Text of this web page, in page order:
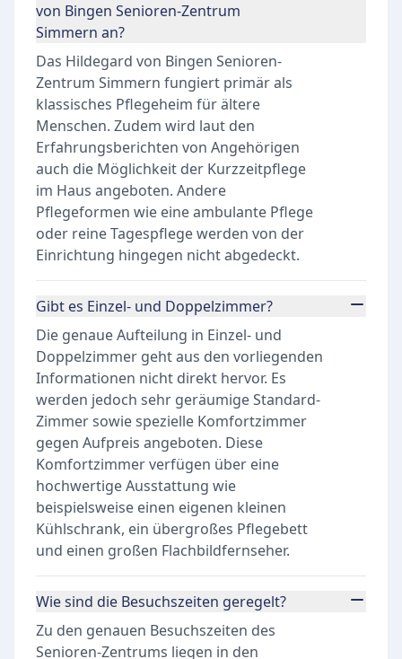
von Bingen Senioren-Zentrum
Simmern an?
Das Hildegard von Bingen Senioren-
Zentrum Simmern fungiert primär als
klassisches Pflegeheim für ältere
Menschen. Zudem wird laut den
Erfahrungsberichten von Angehörigen
auch die Möglichkeit der Kurzzeitpflege
im Haus angeboten. Andere
Pflegeformen wie eine ambulante Pflege
oder reine Tagespflege werden von der
Einrichtung hingegen nicht abgedeckt.
Gibt es Einzel- und Doppelzimmer?
Die genaue Aufteilung in Einzel- und
Doppelzimmer geht aus den vorliegenden
Informationen nicht direkt hervor. Es
werden jedoch sehr geräumige Standard-
Zimmer sowie spezielle Komfortzimmer
gegen Aufpreis angeboten. Diese
Komfortzimmer verfügen über eine
hochwertige Ausstattung wie
beispielsweise einen eigenen kleinen
Kühlschrank, ein übergroßes Pflegebett
und einen großen Flachbildfernseher.
Wie sind die Besuchszeiten geregelt?
Zu den genauen Besuchszeiten des
Senioren-Zentrums liegen in den